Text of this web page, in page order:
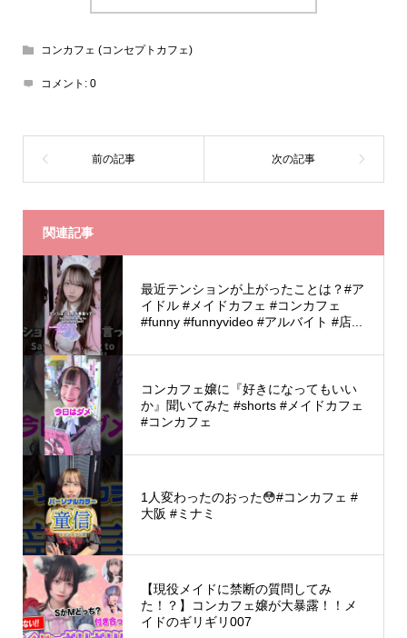
コンカフェ (コンセプトカフェ)
コメント: 0
関連記事
最近テンションが上がったことは？#ア
イドル #メイドカフェ #コンカフェ
#funny #funnyvideo #アルバイト #店...
コンカフェ嬢に『好きになってもいい
か』聞いてみた #shorts #メイドカフェ
#コンカフェ
1人変わったのおった😳#コンカフェ #
大阪 #ミナミ
【現役メイドに禁断の質問してみ
た！？】コンカフェ嬢が大暴露！！メ
イドのギリギリ007